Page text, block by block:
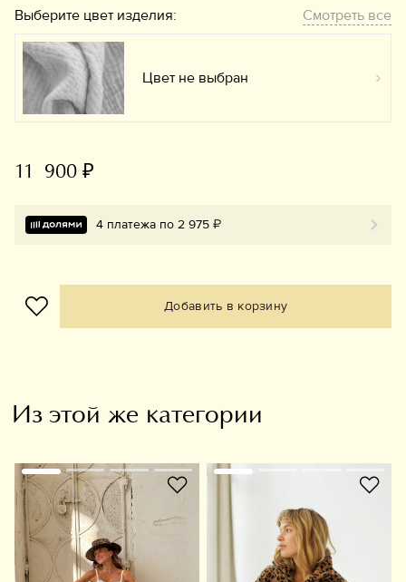
Выберите цвет изделия: Смотреть все
Цвет не выбран
11 900 ₽
4 платежа по 2 975 ₽
Добавить в корзину
Из этой же категории